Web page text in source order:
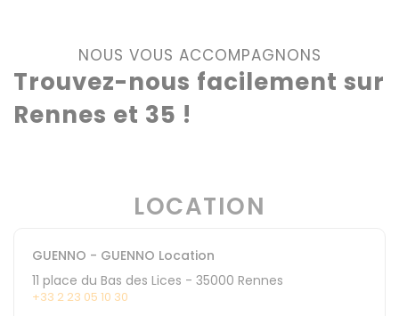
NOUS VOUS ACCOMPAGNONS
Trouvez-nous facilement sur
Rennes et 35 !
LOCATION
GUENNO - GUENNO Location
11 place du Bas des Lices - 35000 Rennes
+33 2 23 05 10 30